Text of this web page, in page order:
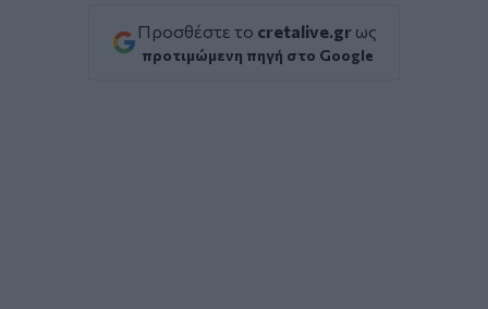
Προσθέστε το cretalive.gr ως
προτιμώμενη πηγή στο Google